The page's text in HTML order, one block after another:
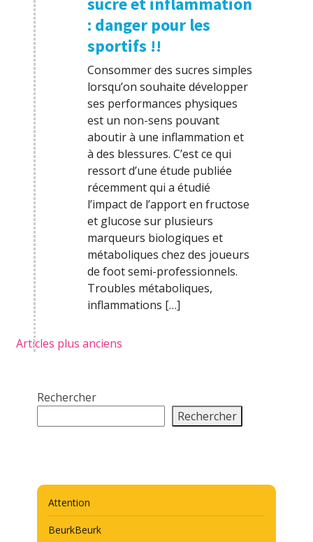
: danger pour les
sportifs !!
Consommer des sucres simples
lorsqu’on souhaite développer
ses performances physiques
est un non-sens pouvant
aboutir à une inflammation et
à des blessures. C’est ce qui
ressort d’une étude publiée
récemment qui a étudié
l’impact de l’apport en fructose
et glucose sur plusieurs
marqueurs biologiques et
métaboliques chez des joueurs
de foot semi-professionnels.
Troubles métaboliques,
inflammations […]
Navigation
Articles plus anciens
Rechercher
Rechercher
Attention
BeurkBeurk